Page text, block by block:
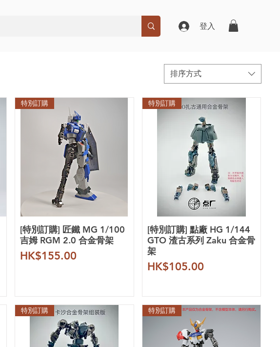
登入
排序方式
特別訂購
[特別訂購] 匠鐵 MG 1/100
吉姆 RGM 2.0 合金骨架
價格
HK$155.00
特別訂購
[特別訂購] 點廠 HG 1/144
GTO 渣古系列 Zaku 合金骨
架
價格
HK$105.00
特別訂購 特別訂購